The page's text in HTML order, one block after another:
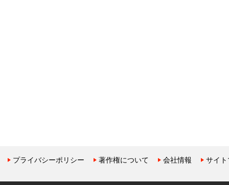
プライバシーポリシー 著作権について 会社情報 サイ